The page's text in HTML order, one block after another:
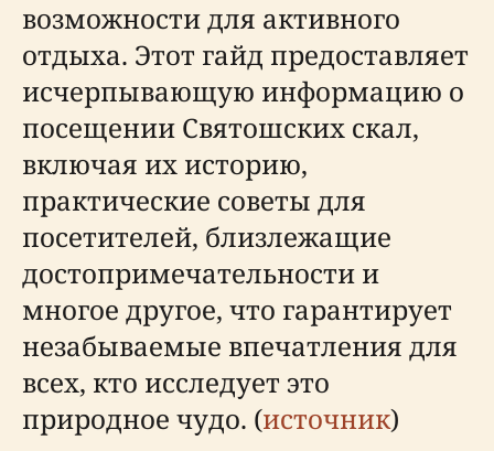
возможности для активного
отдыха. Этот гайд предоставляет
исчерпывающую информацию о
посещении Святошских скал,
включая их историю,
практические советы для
посетителей, близлежащие
достопримечательности и
многое другое, что гарантирует
незабываемые впечатления для
всех, кто исследует это
природное чудо. (источник)